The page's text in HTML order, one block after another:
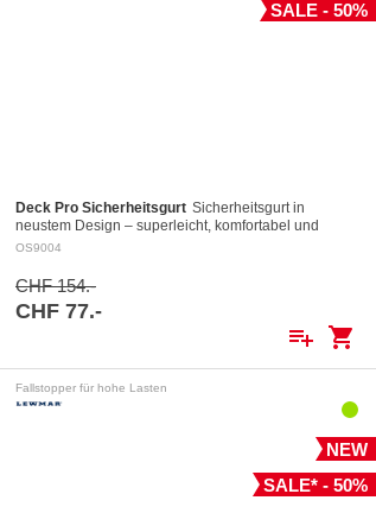
SALE - 50%
Deck Pro Sicherheitsgurt Sicherheitsgurt in
neustem Design – superleicht, komfortabel und
einfach anzulegen. Auch ideal auf Booten, wo die
OS9004
CHF 154.-
CHF 77.-
playlist_add shopping_cart
Fallstopper für hohe Lasten
NEW
SALE* - 50%